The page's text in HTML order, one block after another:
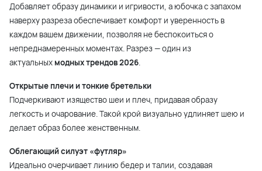
Добавляет образу динамики и игривости, а юбочка с запахом
наверху разреза обеспечивает комфорт и уверенность в
каждом вашем движении, позволяя не беспокоиться о
непреднамеренных моментах. Разрез — один из
актуальных модных трендов 2026.
Открытые плечи и тонкие бретельки
Подчеркивают изящество шеи и плеч, придавая образу
легкость и очарование. Такой крой визуально удлиняет шею и
делает образ более женственным.
Облегающий силуэт «футляр»
Идеально очерчивает линию бедер и талии, создавая